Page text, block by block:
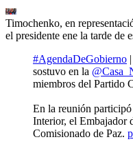
Timochenko, en
el presidente ene la tarde de
#AgendaDeGobierno
sostuvo en la
miembros del Partido
En la reunión
Interior, el Embajador
Comisionado de Paz.